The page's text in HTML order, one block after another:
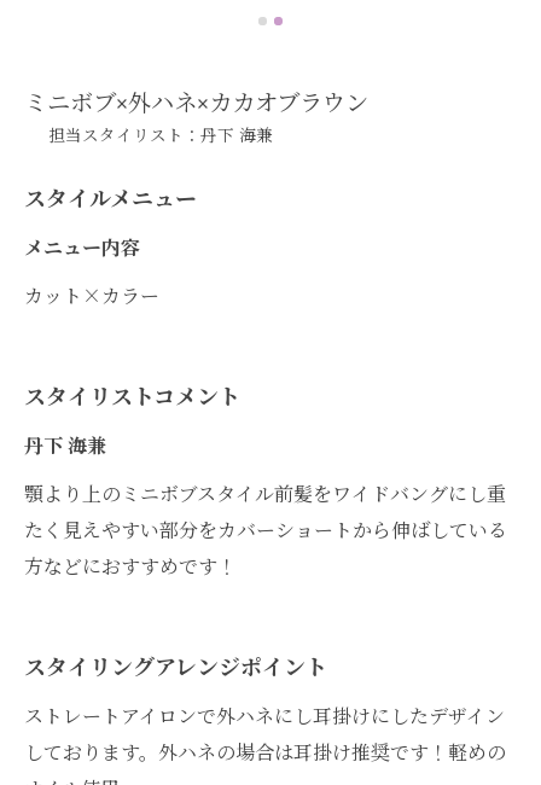
ミニボブ×外ハネ×カカオブラウン
担当スタイリスト：丹下 海兼
スタイルメニュー
メニュー内容
カット×カラー
スタイリストコメント
丹下 海兼
顎より上のミニボブスタイル前髪をワイドバングにし重
たく見えやすい部分をカバーショートから伸ばしている
方などにおすすめです！
スタイリングアレンジポイント
ストレートアイロンで外ハネにし耳掛けにしたデザイン
しております。外ハネの場合は耳掛け推奨です！軽めの